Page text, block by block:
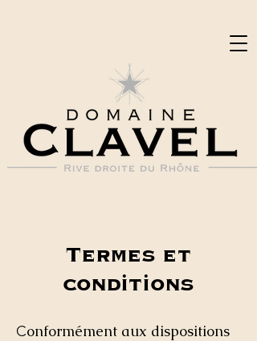
Termes et
conditions
Conformément aux dispositions